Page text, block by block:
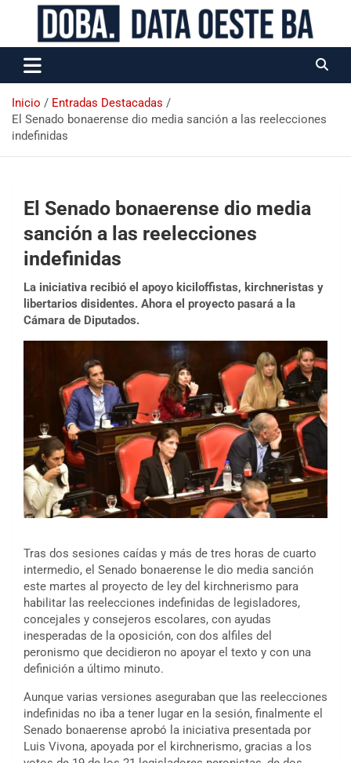
Data Oeste BA
Inicio
Entradas Destacadas
El Senado bonaerense dio media sanción a las reelecciones
indefinidas
El Senado bonaerense dio media
sanción a las reelecciones
indefinidas
La iniciativa recibió el apoyo kiciloffistas, kirchneristas y
libertarios disidentes. Ahora el proyecto pasará a la
Cámara de Diputados.
Tras dos sesiones caídas y más de tres horas de cuarto
intermedio, el Senado bonaerense le dio media sanción
este martes al proyecto de ley del kirchnerismo para
habilitar las reelecciones indefinidas de legisladores,
concejales y consejeros escolares, con ayudas
inesperadas de la oposición, con dos alfiles del
peronismo que decidieron no apoyar el texto y con una
definición a último minuto.
Aunque varias versiones aseguraban que las reelecciones
indefinidas no iba a tener lugar en la sesión, finalmente el
Senado bonaerense aprobó la iniciativa presentada por
Luis Vivona, apoyada por el kirchnerismo, gracias a los